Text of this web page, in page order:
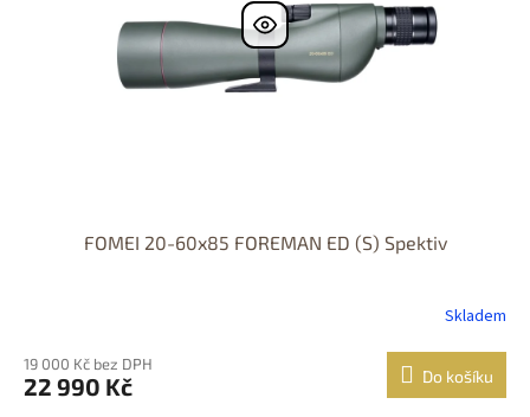
FOMEI 20-60x85 FOREMAN ED (S) Spektiv
Skladem
19 000 Kč bez DPH
22 990 Kč Do košíku